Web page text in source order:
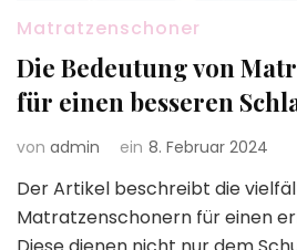
Matratzenschoner
Die Bedeutung von
für einen besseren
von admin ein 8. Februar 2024
Der Artikel beschreibt die
Matratzenschonern für einen